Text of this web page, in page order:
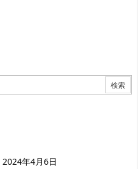
2024年4月6日